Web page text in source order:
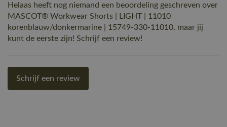
Helaas heeft nog niemand een beoordeling geschreven over
MASCOT® Workwear Shorts | LIGHT | 11010
korenblauw/donkermarine | 15749-330-11010, maar jij
kunt de eerste zijn! Schrijf een review!
Schrijf een review